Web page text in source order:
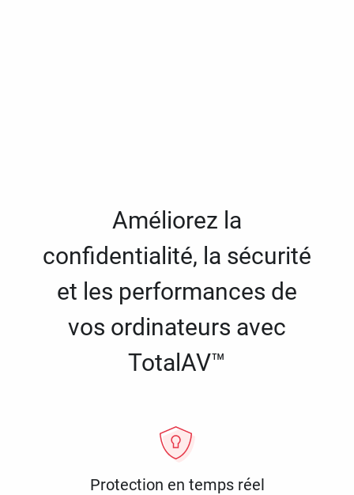
Améliorez la
confidentialité, la sécurité
et les performances de
vos ordinateurs avec
TotalAV™
Protection en temps réel